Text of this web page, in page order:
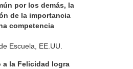
por los demás, la
de la importancia
competencia
Escuela, EE.UU.
a la Felicidad logra